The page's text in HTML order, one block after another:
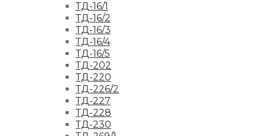
ТД-16/1
ТД-16/2
ТД-16/3
ТД-16/4
ТД-16/5
ТД-202
ТД-220
ТД-226/2
ТД-227
ТД-228
ТД-230